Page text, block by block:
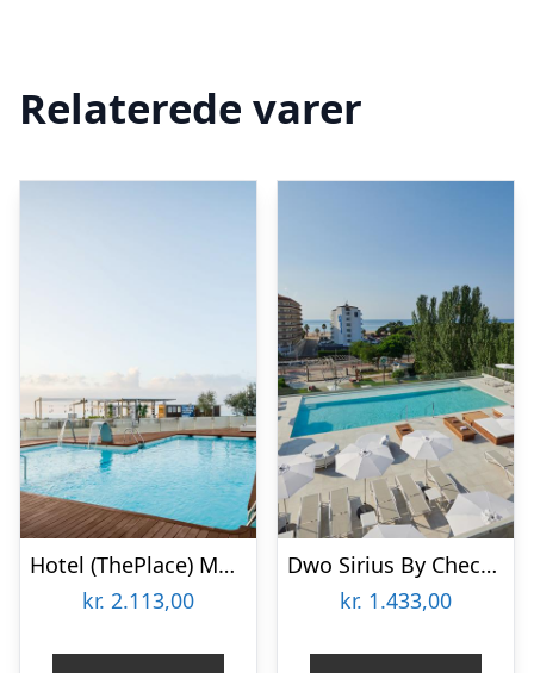
Relaterede varer
Hotel (ThePlace) Mar Mediterrania – Voksenhotel
kr. 2.113,00
Dwo Sirius By Checkin – Voksenhotel
kr. 1.433,00